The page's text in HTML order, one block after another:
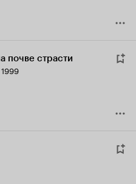
почве страсти
1999